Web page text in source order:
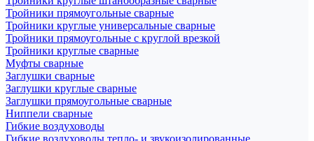
Тройники прямоугольные сварные
Тройники круглые универсальные сварные
Тройники прямоугольные с круглой врезкой
Тройники круглые сварные
Муфты сварные
Заглушки сварные
Заглушки круглые сварные
Заглушки прямоугольные сварные
Ниппели сварные
Гибкие воздуховоды
Гибкие воздуховоды тепло- и звукоизолированные